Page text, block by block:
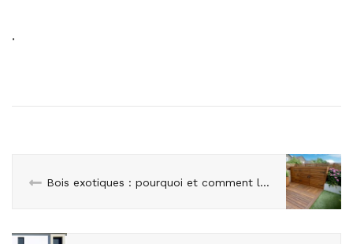
.
Bois exotiques : pourquoi et comment les protéger efficacement ?